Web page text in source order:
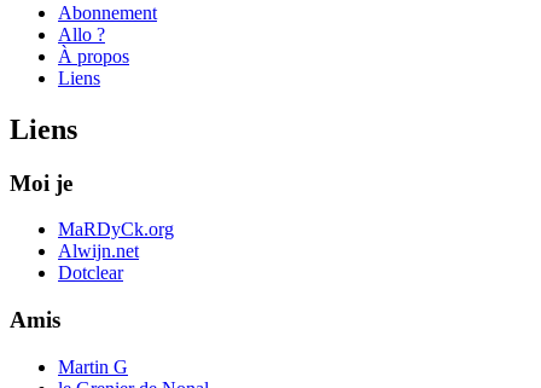
Abonnement
Allo ?
À propos
Liens
Liens
Moi je
MaRDyCk.org
Alwijn.net
Dotclear
Amis
Martin G